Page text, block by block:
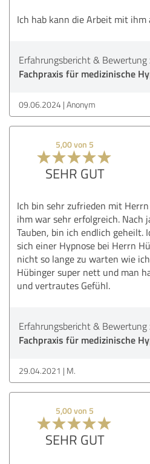
Ich hab kann die Arbeit mit
Erfahrungsbericht & Bewertung
Fachpraxis für medizinische
09.06.2024 Anonym
5,00 von 5
SEHR GUT
Ich bin sehr zufrieden mit
ihm war sehr erfolgreich. Nach
Tauben, bin ich endlich geheilt.
sich einer Hypnose bei Herrn
nicht so lange zu warten wie
Hübinger super nett und man
und vertrautes Gefühl.
Erfahrungsbericht & Bewertung
Fachpraxis für medizinische
29.04.2021 M.
5,00 von 5
SEHR GUT